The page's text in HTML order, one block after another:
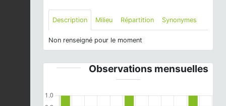
Description Milieu Répartition Synonymes
Non renseigné pour le moment
Observations mensuelles